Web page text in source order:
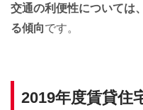
交通の利便性については
る傾向です。
2019年度賃貸住